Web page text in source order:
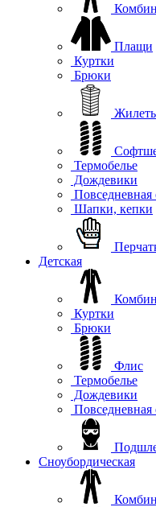
Плащи
Куртки
Брюки
Термобелье
Дождевики
Повседневная
Шапки, кепки
Детская
Куртки
Брюки
Флис
Термобелье
Дождевики
Повседневная
Сноубордическая